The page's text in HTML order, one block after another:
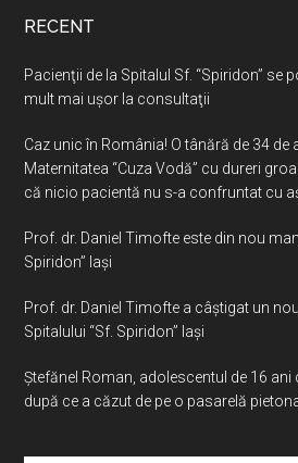
RECENT
Pacienţii de la Spitalul Sf. “Spiridon” se
mult mai uşor la consultaţii
Caz unic în România! O tânără de 34 de
Maternitatea “Cuza Vodă” cu dureri
că nicio pacientă nu s-a confruntat cu
Prof. dr. Daniel Timofte este din nou
Spiridon” Iaşi
Prof. dr. Daniel Timofte a câștigat un
Spitalului “Sf. Spiridon” Iași
Ştefănel Roman, adolescentul de 16
după ce a căzut de pe o pasarelă